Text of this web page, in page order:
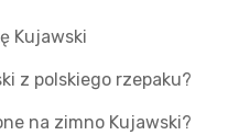
Kujawski
z polskiego rzepaku?
na zimno Kujawski?